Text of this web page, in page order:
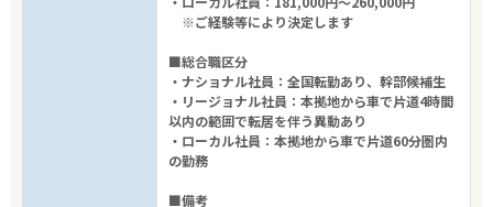
※ご経験等により決定します
■総合職区分
・ナショナル社員：全国転勤あり、幹部候補生
・リージョナル社員：本拠地から車で片道4時間
以内の範囲で転居を伴う異動あり
・ローカル社員：本拠地から車で片道60分圏内
の勤務
■備考